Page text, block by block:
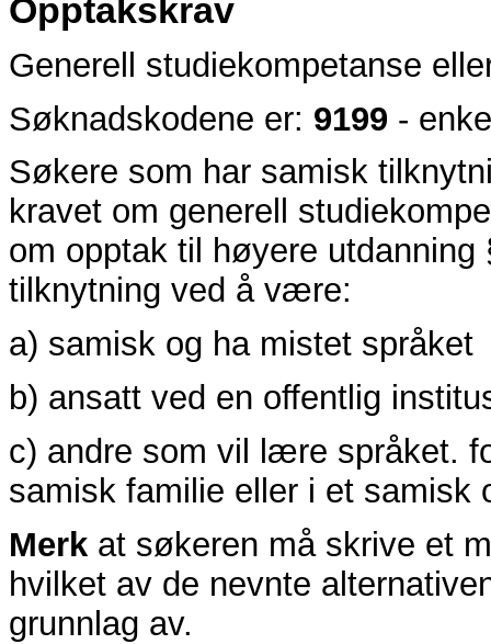
Opptakskrav
Generell studiekompetanse
Søknadskodene er: 9199 -
Søkere som har samisk
kravet om generell
om opptak til høyere
tilknytning ved å være:
a) samisk og ha mistet språket
b) ansatt ved en offentlig
c) andre som vil lære språket.
samisk familie eller i et samisk
Merk at søkeren må skrive et
hvilket av de nevnte
grunnlag av.